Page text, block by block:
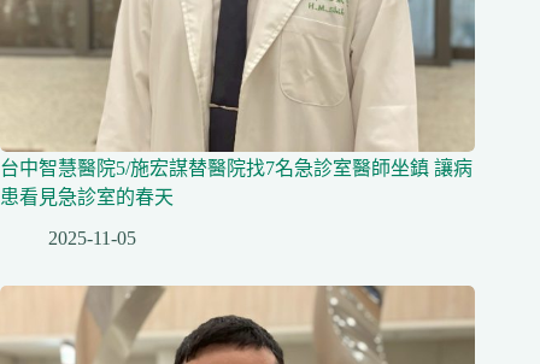
台中智慧醫院5/施宏謀替醫院找7名急診室醫師坐鎮 讓病
患看見急診室的春天
2025-11-05